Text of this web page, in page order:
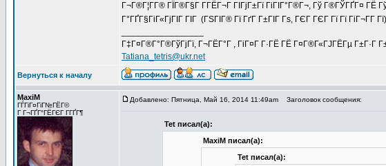
Г¬Г®Г¦Г­Г® ГЇГ®Г§Г Г­ГЁГ¬Г ГІГјГ±Гї ГіГІГ°Г®Г¬, Гў Г®ГЎГҐГ¤
Г°ГҐГ§ГіГ«ГјГІГ ГІГ (ГЅГІГ® Гї ГґГ Г±ГІГ Гѕ, ГЄГ ГЄГ Гї Гї ГіГ¬Г­Г Гї)
Г‡Г¤Г®Г°Г®ГўГјГї, Г¬ГЁГ°Г , ГіГ¤Г Г·ГЁ ГЁ Г¤Г®Г«ГЈГЁГµ Г±Г·Г
Tatiana_tetris@ukr.net
Вернуться к началу
MaxiM
ГЃГіГ¤ГіГ№ГЁГ©
Г Г¬ГҐГ°ГЁГЄГ Г­ГҐГ¶
Добавлено: Пятница, Май 16, 2014 11:49am Заголовок сообщения:
Tet писал(а):
MaxiM писал(а):
Tet писал(а):